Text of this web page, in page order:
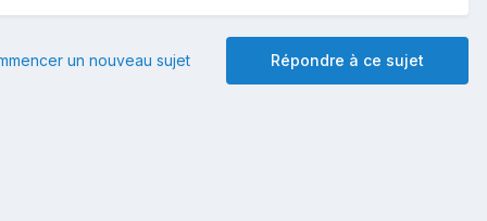
Répondre à ce sujet
un nouveau sujet